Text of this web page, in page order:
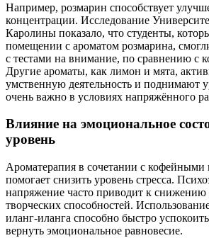
Например, розмарин способствует
концентрации. Исследование
Каролины показало, что студенты,
помещении с ароматом розмарина,
с тестами на внимание, по сравнению с
Другие ароматы, как лимон и мята,
умственную деятельность и поднимают
очень важно в условиях напряжённого
Влияние на эмоциональное
уровень
Ароматерапия в сочетании с кофейными
помогает снизить уровень стресса.
напряжение часто приводит к снижению
творческих способностей.
иланг-иланга способно быстро
вернуть эмоциональное равновесие.